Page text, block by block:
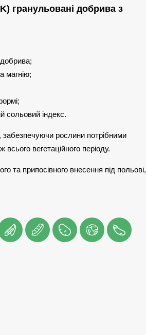
гранульовані добрива з
магнію;
сольовий індекс.
рослини потрібними
вегетаційного періоду.
та припосівного внесення під польові,